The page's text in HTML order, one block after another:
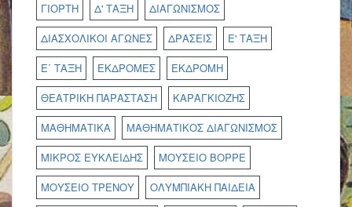
ΓΙΟΡΤΗ
Δ' ΤΑΞΗ
ΔΙΑΓΩΝΙΣΜΟΣ
ΔΙΑΣΧΟΛΙΚΟΙ ΑΓΩΝΕΣ
ΔΡΑΣΕΙΣ
Ε' ΤΑΞΗ
Ε΄ ΤΑΞΗ
ΕΚΔΡΟΜΕΣ
ΕΚΔΡΟΜΗ
ΘΕΑΤΡΙΚΗ ΠΑΡΑΣΤΑΣΗ
ΚΑΡΑΓΚΙΟΖΗΣ
ΜΑΘΗΜΑΤΙΚΑ
ΜΑΘΗΜΑΤΙΚΟΣ ΔΙΑΓΩΝΙΣΜΟΣ
ΜΙΚΡΟΣ ΕΥΚΛΕΙΔΗΣ
ΜΟΥΣΕΙΟ ΒΟΡΡΕ
ΜΟΥΣΕΙΟ ΤΡΕΝΟΥ
ΟΛΥΜΠΙΑΚΗ ΠΑΙΔΕΙΑ